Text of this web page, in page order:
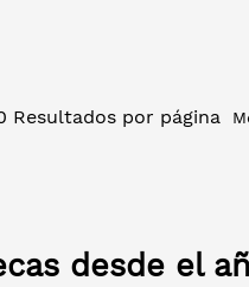
Resultados por página
desde el